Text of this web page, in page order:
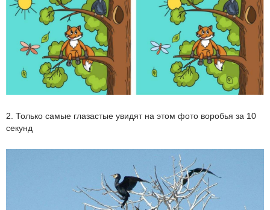
2. Только самые глазастые увидят на этом фото воробья за 10
секунд